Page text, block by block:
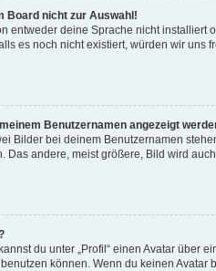
Board nicht zur Auswahl!
entweder deine Sprache nicht
es noch nicht existiert, würden wir uns
Benutzernamen angezeigt
Bilder bei deinem Benutzernamen
Das andere, meist größere, Bild wird
du unter „Profil“ einen Avatar über
können. Wenn du keinen